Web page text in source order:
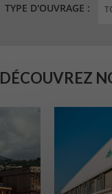
TYPE D'OUVRAGE :
DÉCOUVREZ